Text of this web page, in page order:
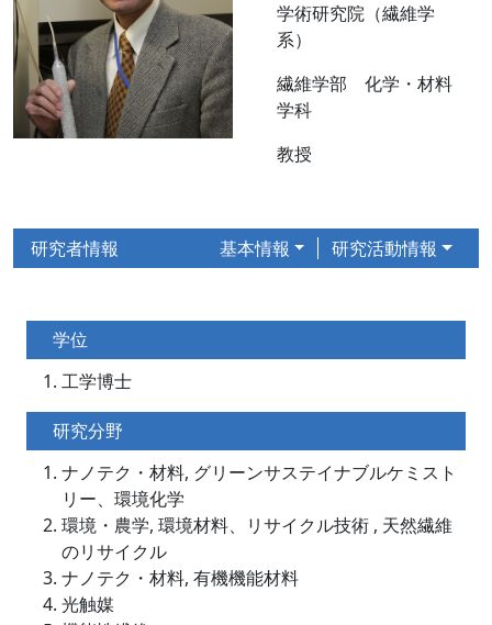
学術研究院（繊維学
系）
繊維学部 化学・材料
学科
教授
研究者情報 基本情報 研究活動情報
学位
工学博士
研究分野
ナノテク・材料, グリーンサステイナブルケミスト
リー、環境化学
環境・農学, 環境材料、リサイクル技術 , 天然繊維
のリサイクル
ナノテク・材料, 有機機能材料
光触媒